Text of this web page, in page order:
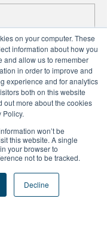
on your computer. These
information about how you
and allow us to remember
in order to improve and
experience and for analytics
both on this website
out more about the cookies
Policy.
won’t be
this website. A single
your browser to
not to be tracked.
Decline
堅毅
2 Day 4】精
Basketball Bros, this
and runs smoothly
an easy game to
minutes.